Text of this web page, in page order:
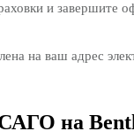
и завершите
на ваш адрес
на